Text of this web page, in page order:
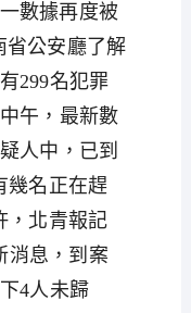
數據再度被
省公安廳了解
299名犯罪
午，最新數
人中，已到
幾名正在趕
，北青報記
消息，到案
4人未歸